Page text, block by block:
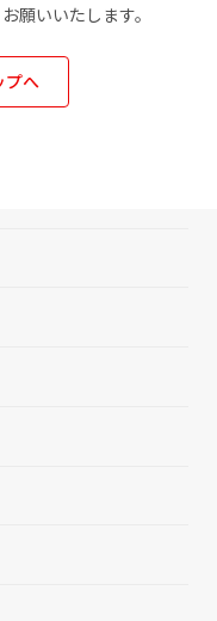
願いいたします。
プへ